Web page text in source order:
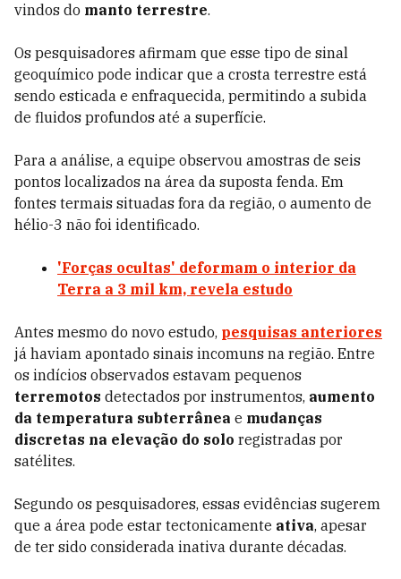
vindos do manto terrestre.
Os pesquisadores afirmam que esse tipo de sinal
geoquímico pode indicar que a crosta terrestre está
sendo esticada e enfraquecida, permitindo a subida
de fluidos profundos até a superfície.
Para a análise, a equipe observou amostras de seis
pontos localizados na área da suposta fenda. Em
fontes termais situadas fora da região, o aumento de
hélio-3 não foi identificado.
'Forças ocultas' deformam o interior da
Terra a 3 mil km, revela estudo
Antes mesmo do novo estudo, pesquisas anteriores
já haviam apontado sinais incomuns na região. Entre
os indícios observados estavam pequenos
terremotos detectados por instrumentos, aumento
da temperatura subterrânea e mudanças
discretas na elevação do solo registradas por
satélites.
Segundo os pesquisadores, essas evidências sugerem
que a área pode estar tectonicamente ativa, apesar
de ter sido considerada inativa durante décadas.